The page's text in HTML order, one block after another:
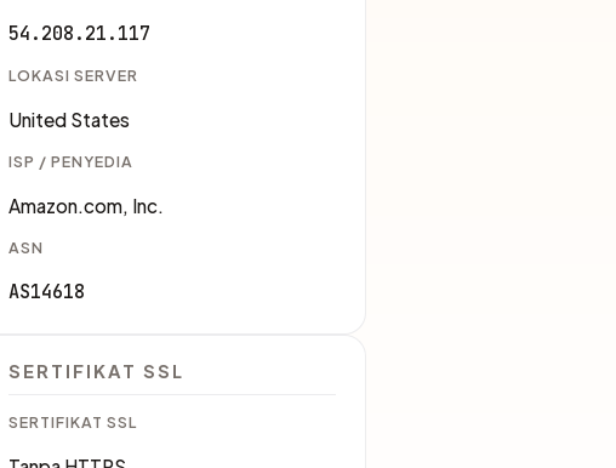
54.208.21.117
LOKASI SERVER
United States
ISP / PENYEDIA
Amazon.com, Inc.
ASN
AS14618
SERTIFIKAT SSL
SERTIFIKAT SSL